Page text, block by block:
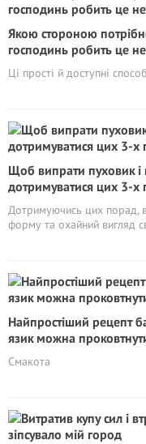
Якою стороною
господинь робить це
Ці прості й доступні
Щоб випрати пуховик і
дотримуватися цих 3-х
Дотримуючись цих порад,
форму та охайний вигляд
Найпростіший рецепт
язик можна
Смакота